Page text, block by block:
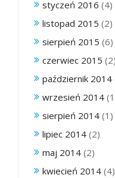
styczeń 2016 (4)
listopad 2015 (2)
sierpień 2015 (6)
czerwiec 2015 (2)
październik 2014
wrzesień 2014
sierpień 2014 (1)
lipiec 2014 (2)
maj 2014 (2)
kwiecień 2014 (4)